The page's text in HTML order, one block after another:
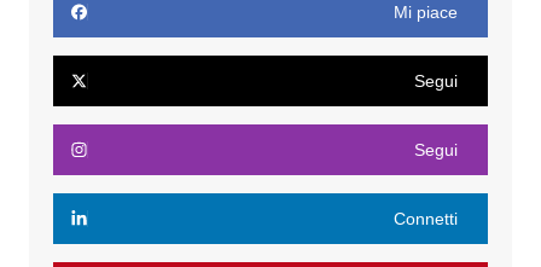
Mi piace
Segui
Segui
Connetti